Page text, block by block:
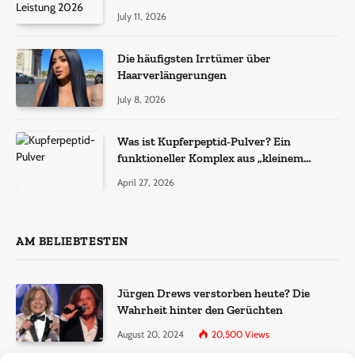
July 11, 2026
Die häufigsten Irrtümer über
Haarverlängerungen
July 8, 2026
Was ist Kupferpeptid-Pulver? Ein
funktioneller Komplex aus „kleinem
April 27, 2026
AM BELIEBTESTEN
Jürgen Drews verstorben heute? Die
Wahrheit hinter den Gerüchten
August 20, 2024 20,500 Views